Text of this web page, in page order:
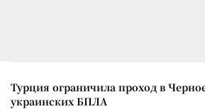
Турция ограничила проход в
украинских БПЛА